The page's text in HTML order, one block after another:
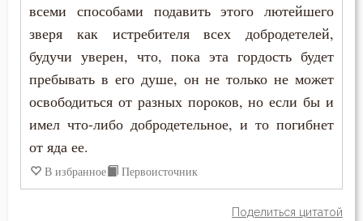
всеми способами подавить этого лютейшего
зверя как истребителя всех добродетелей,
будучи уверен, что, пока эта гордость будет
пребывать в его душе, он не только не может
освободиться от разных пороков, но если бы и
имел что-либо добродетельное, и то погибнет
от яда ее.
В избранное Первоисточник
Поделиться цитатой